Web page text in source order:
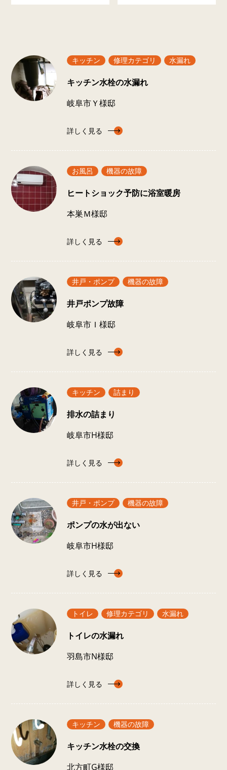
キッチン 修理カテゴリ 水漏れ
キッチン水栓の水漏れ
岐阜市Ｙ様邸
詳しく見る
お風呂 機器の故障
ヒートショック予防に浴室暖房
本巣Ｍ様邸
詳しく見る
井戸・ポンプ 機器の故障
井戸ポンプ故障
岐阜市Ｉ様邸
詳しく見る
キッチン 詰まり
排水の詰まり
岐阜市H様邸
詳しく見る
井戸・ポンプ 機器の故障
ポンプの水が出ない
岐阜市H様邸
詳しく見る
トイレ 修理カテゴリ 水漏れ
トイレの水漏れ
羽島市N様邸
詳しく見る
キッチン 機器の故障
キッチン水栓の交換
北方町G様邸